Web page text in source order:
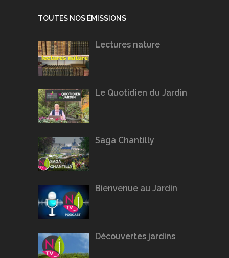
TOUTES NOS ÉMISSIONS
Lectures nature
Le Quotidien du Jardin
Saga Chantilly
Bienvenue au Jardin
Découvertes jardins